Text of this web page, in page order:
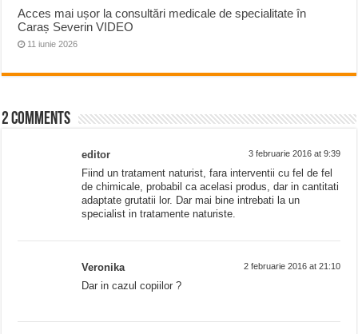
Acces mai ușor la consultări medicale de specialitate în
Caraș Severin VIDEO
11 iunie 2026
2 comments
editor 3 februarie 2016 at 9:39
Fiind un tratament naturist, fara interventii cu fel de fel
de chimicale, probabil ca acelasi produs, dar in cantitati
adaptate grutatii lor. Dar mai bine intrebati la un
specialist in tratamente naturiste.
Veronika 2 februarie 2016 at 21:10
Dar in cazul copiilor ?